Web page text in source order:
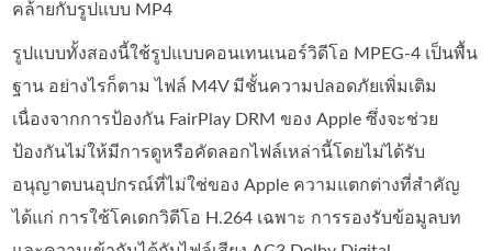
คล้ายกับรูปแบบ MP4
รูปแบบทั้งสองนี้ใช้รูปแบบคอนเทนเนอร์วิดีโอ MPEG-4 เป็นพื้น
ฐาน อย่างไรก็ตาม ไฟล์ M4V มีชั้นความปลอดภัยเพิ่มเติม
เนื่องจากการป้องกัน FairPlay DRM ของ Apple ซึ่งจะช่วย
ป้องกันไม่ให้มีการดูหรือคัดลอกไฟล์เหล่านี้โดยไม่ได้รับ
อนุญาตบนอุปกรณ์ที่ไม่ใช่ของ Apple ความแตกต่างที่สำคัญ
ได้แก่ การใช้โคเดกวิดีโอ H.264 เฉพาะ การรองรับข้อมูลบท